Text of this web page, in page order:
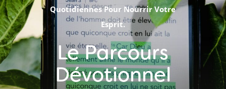
Quotidiennes Pour Nourrir Votre
Esprit.
Le Parcours
Dévotionnel